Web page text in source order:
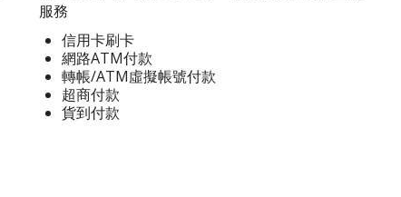
服務
信用卡刷卡
網路ATM付款
轉帳/ATM虛擬帳號付款
超商付款
貨到付款